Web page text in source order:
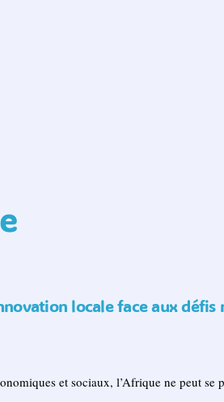
locale face aux défis
et sociaux, l’Afrique ne peut se